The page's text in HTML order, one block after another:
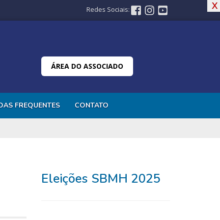
Redes Sociais:
ÁREA DO ASSOCIADO
FREQUENTES CONTATO
Eleições SBMH 2025
x
x